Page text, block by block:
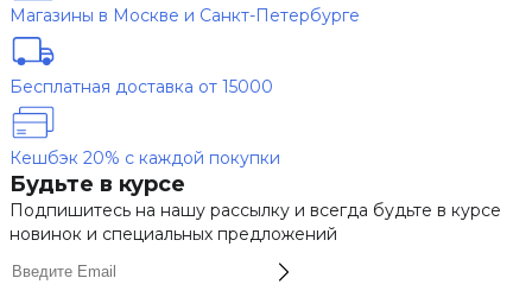
Магазины в Москве и Санкт-Петербурге
Бесплатная доставка от 15000
Кешбэк 20% с каждой покупки
Будьте в курсе
Подпишитесь на нашу рассылку и всегда будьте в курсе
новинок и специальных предложений